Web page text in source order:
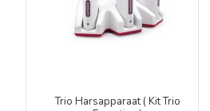
Trio Harsapparaat ( Kit Trio